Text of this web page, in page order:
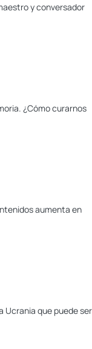
y conversador
¿Cómo curarnos
aumenta en
Ucrania que puede ser